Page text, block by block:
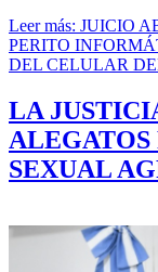
Leer más: JUICIO
PERITO
DEL CELULAR
LA
ALEGATOS
SEXUAL